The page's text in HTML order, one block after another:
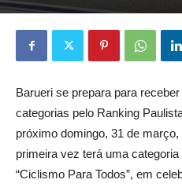
Barueri se prepara para
categorias pelo Ranking
próximo domingo, 31 de
primeira vez terá uma
“Ciclismo Para Todos”, em